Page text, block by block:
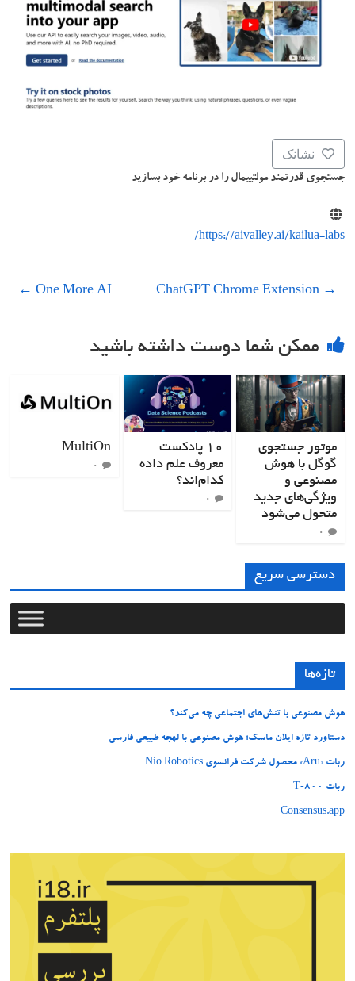
نشانک
جستجوی قدرتمند مولتییمال را در برنامه خود بسازید
https://aivalley.ai/kailua-labs/
→
ChatGPT Chrome Extension
One More AI
←
ممکن شما دوست داشته باشید
موتور جستجوی
گوگل با هوش
مصنوعی و
ویژگی‌های جدید
متحول می‌شود
۰
۱۰ پادکست
معروف علم داده
کدام‌اند؟
۰
MultiOn
۰
دسترسی سریع
تازه‌ها
هوش مصنوعی با تنش‌های اجتماعی چه می‌کند؟
دستاورد تازه ایلان ماسک؛ هوش مصنوعی با لهجه طبیعی فارسی
ربات «Aru» محصول شرکت فرانسوی Nio Robotics
ربات T‑800
Consensus.app